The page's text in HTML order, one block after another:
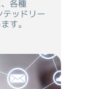
各種
ッドリー
す。